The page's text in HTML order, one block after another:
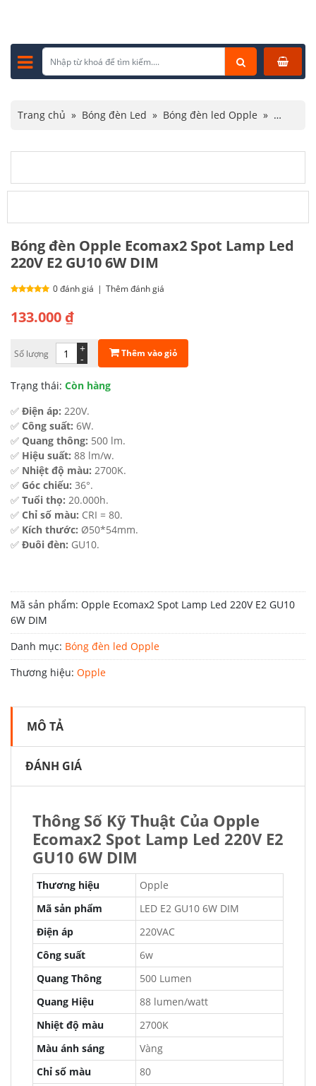
Trang chủ » Bóng đèn Led » Bóng đèn led Opple »
6W DIM
Bóng đèn Opple Ecomax2 Spot Lamp Led
220V E2 GU10 6W DIM
0 đánh giá | Thêm đánh giá
133.000 ₫
Số lượng -
+ Thêm vào giỏ
Trạng thái: Còn hàng
✅ Điện áp: 220V.
✅ Công suất: 6W.
✅ Quang thông: 500 lm.
✅ Hiệu suất: 88 lm/w.
✅ Nhiệt độ màu: 2700K.
✅ Góc chiếu: 36°.
✅ Tuổi thọ: 20.000h.
✅ Chỉ số màu: CRI = 80.
✅ Kích thước: Ø50*54mm.
✅ Đuôi đèn: GU10.
Mã sản phẩm: Opple Ecomax2 Spot Lamp Led 220V E2 GU10
6W DIM
Danh mục: Bóng đèn led Opple
Thương hiệu: Opple
MÔ TẢ
ĐÁNH GIÁ
Thông Số Kỹ Thuật Của Opple
Ecomax2 Spot Lamp Led 220V E2
GU10 6W DIM
Thương hiệu
Opple
Mã sản phẩm
LED E2 GU10 6W DIM
Điện áp
220VAC
Công suất
6w
Quang Thông
500 Lumen
Quang Hiệu
88 lumen/watt
Nhiệt độ màu
2700K
Màu ánh sáng
Vàng
Chỉ số màu
80